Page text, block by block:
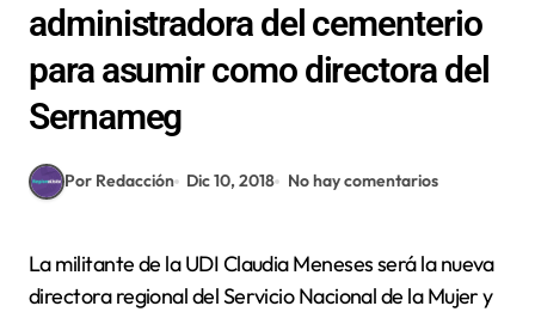
administradora del cementerio
para asumir como directora del
Sernameg
Por Redacción Dic 10, 2018 No hay comentarios
La militante de la UDI Claudia Meneses será la nueva
directora regional del Servicio Nacional de la Mujer y